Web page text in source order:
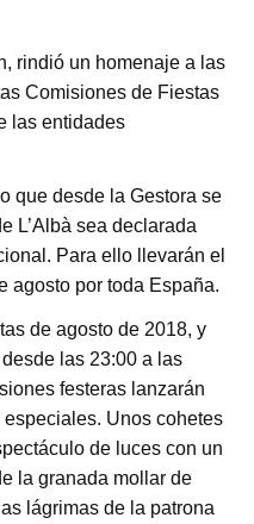
rindió un homenaje a las
Comisiones de Fiestas
las entidades
que desde la Gestora se
L’Albà sea declarada
Para ello llevarán el
agosto por toda España.
de agosto de 2018, y
las 23:00 a las
festeras lanzarán
especiales. Unos cohetes
de luces con un
la granada mollar de
lágrimas de la patrona